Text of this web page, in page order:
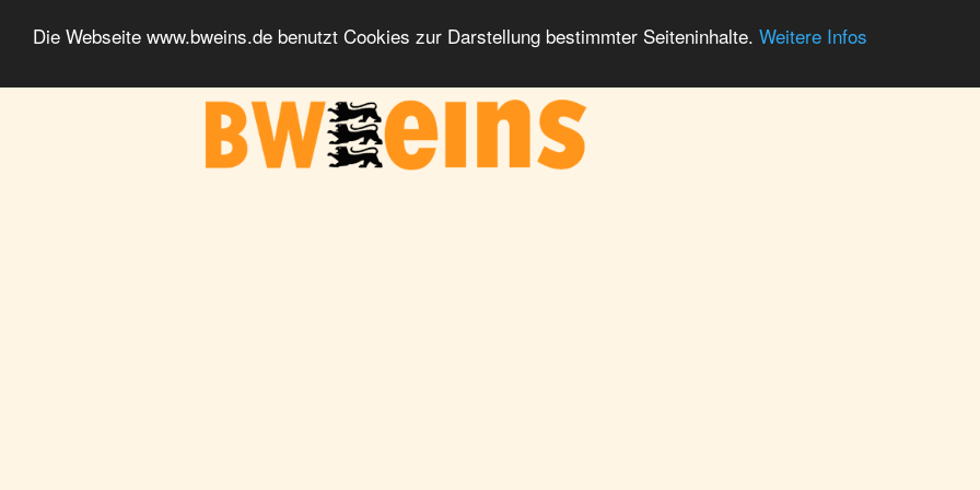
Die Webseite www.bweins.de benutzt Cookies zur Darstellung bestimmter Seiteninhalte. Weitere Infos
BWeins - Am Puls des Landes